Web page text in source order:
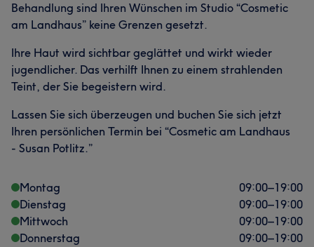
Behandlung sind Ihren Wünschen im Studio “Cosmetic
am Landhaus” keine Grenzen gesetzt.
Ihre Haut wird sichtbar geglättet und wirkt wieder
jugendlicher. Das verhilft Ihnen zu einem strahlenden
Teint, der Sie begeistern wird.
Lassen Sie sich überzeugen und buchen Sie sich jetzt
Ihren persönlichen Termin bei “Cosmetic am Landhaus
- Susan Potlitz.”
Montag 09:00–19:00
Dienstag
09:00–19:00
Mittwoch
09:00–19:00
Donnerstag
09:00–19:00